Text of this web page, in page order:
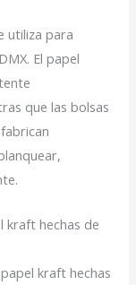
utiliza para
El papel
que las bolsas
kraft hechas de
kraft hechas